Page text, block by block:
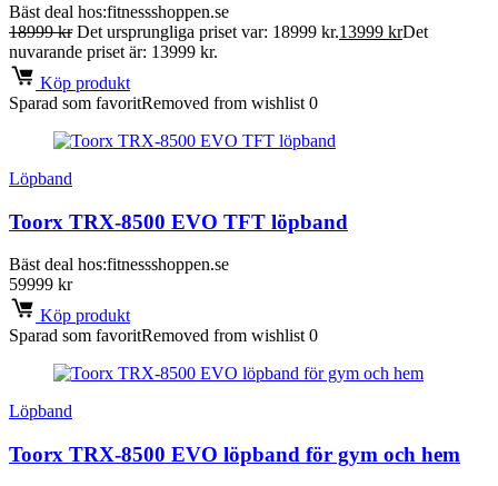
Bäst deal hos:fitnessshoppen.se
18999kr Det ursprungliga priset var: 18999 kr.13999 krDet
nuvarande priset är: 13999 kr.
Köp produkt
Sparad som favoritRemoved from wishlist 0
Löpband
Toorx TRX-8500 EVO TFT löpband
Bäst deal hos:fitnessshoppen.se
59999 kr
Köp produkt
Sparad som favoritRemoved from wishlist 0
Löpband
Toorx TRX-8500 EVO löpband för gym och hem